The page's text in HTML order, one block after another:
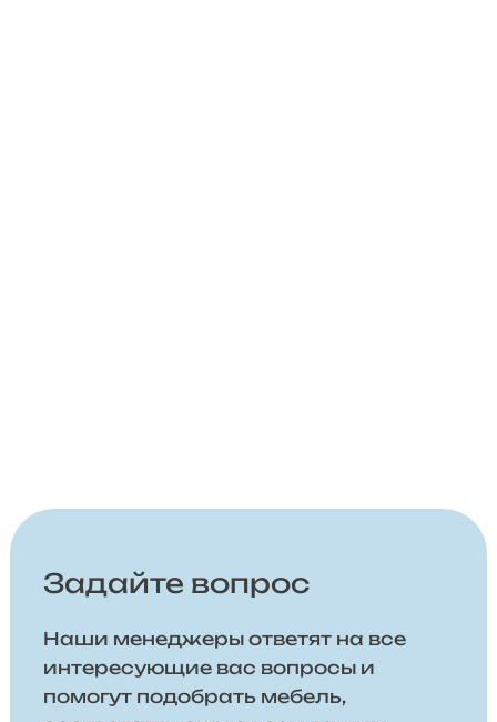
Задайте вопрос
Наши менеджеры ответят на все
интересующие вас вопросы и
помогут подобрать мебель,